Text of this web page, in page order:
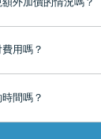
有任何問題都可以隨時
用嗎？
日匯率轉算收取費用，
間嗎？